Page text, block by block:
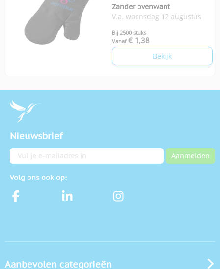
Zander ovenwant
V.a. woensdag 12 augustus
Bij 2500 stuks
Vanaf € 1,38
Bekijk
Nieuwsbrief
E-mailadres Aanmelden
Volg ons ook op:
Aanbevolen categorieën